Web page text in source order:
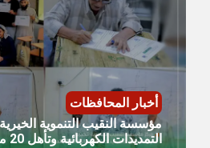
أخبار المحافظات
مؤسسة النقيب التنموية
التمديدات الكهربائية وتأهل 20 متدرباً لسوق العمل.